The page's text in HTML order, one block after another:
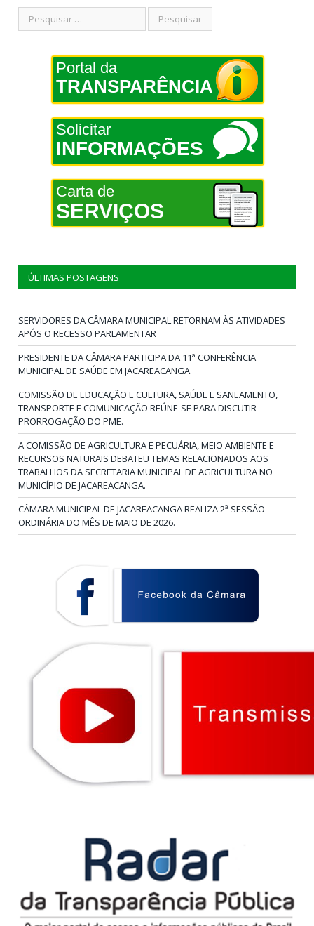
Portal da
TRANSPARÊNCIA
Solicitar
INFORMAÇÕES
Carta de
SERVIÇOS
ÚLTIMAS POSTAGENS
SERVIDORES DA CÂMARA MUNICIPAL RETORNAM ÀS ATIVIDADES
APÓS O RECESSO PARLAMENTAR
PRESIDENTE DA CÂMARA PARTICIPA DA 11ª CONFERÊNCIA
MUNICIPAL DE SAÚDE EM JACAREACANGA.
COMISSÃO DE EDUCAÇÃO E CULTURA, SAÚDE E SANEAMENTO,
TRANSPORTE E COMUNICAÇÃO REÚNE-SE PARA DISCUTIR
PRORROGAÇÃO DO PME.
A COMISSÃO DE AGRICULTURA E PECUÁRIA, MEIO AMBIENTE E
RECURSOS NATURAIS DEBATEU TEMAS RELACIONADOS AOS
TRABALHOS DA SECRETARIA MUNICIPAL DE AGRICULTURA NO
MUNICÍPIO DE JACAREACANGA.
CÂMARA MUNICIPAL DE JACAREACANGA REALIZA 2ª SESSÃO
ORDINÁRIA DO MÊS DE MAIO DE 2026.